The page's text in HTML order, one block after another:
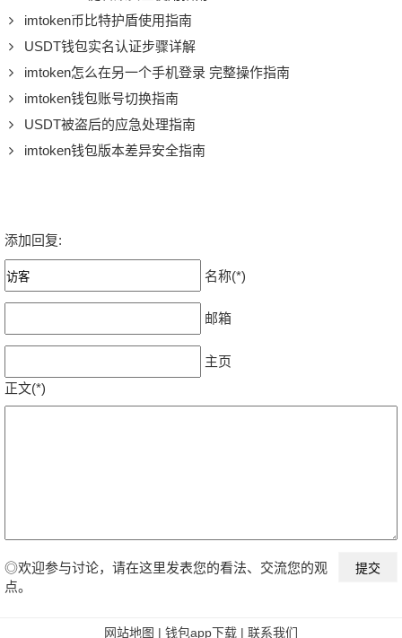
imtoken币比特护盾使用指南
USDT钱包实名认证步骤详解
imtoken怎么在另一个手机登录 完整操作指南
imtoken钱包账号切换指南
USDT被盗后的应急处理指南
imtoken钱包版本差异安全指南
添加回复:
名称(*)
邮箱
主页
正文(*)
◎欢迎参与讨论，请在这里发表您的看法、交流您的观
点。
网站地图 | 钱包app下载 | 联系我们